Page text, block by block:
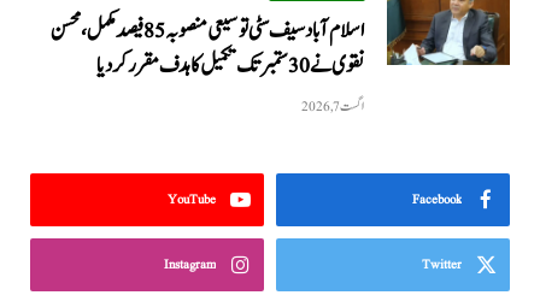
اسلام آباد سیف سٹی توسیعی منصوبہ 85 فیصد مکمل، محسن
نقوی نے 30 ستمبر تک تکمیل کا ہدف مقرر کر دیا
اگست 7, 2026
Facebook
YouTube
Twitter
Instagram